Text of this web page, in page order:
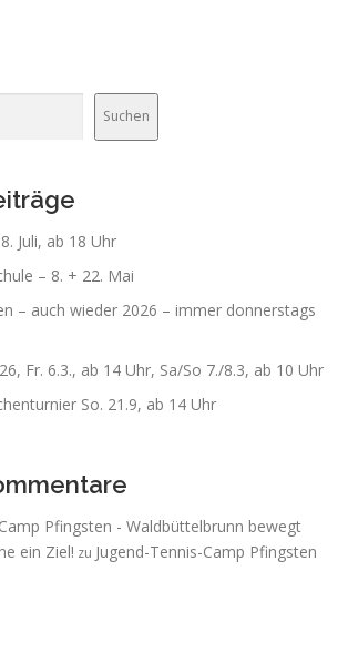
Suchen
Juli, ab 18 Uhr
– 8. + 22. Mai
– auch wieder 2026 – immer donnerstags
Fr. 6.3., ab 14 Uhr, Sa/So 7./8.3, ab 10 Uhr
So. 21.9, ab 14 Uhr
Pfingsten - Waldbüttelbrunn bewegt
ein Ziel! zu Jugend-Tennis-Camp Pfingsten